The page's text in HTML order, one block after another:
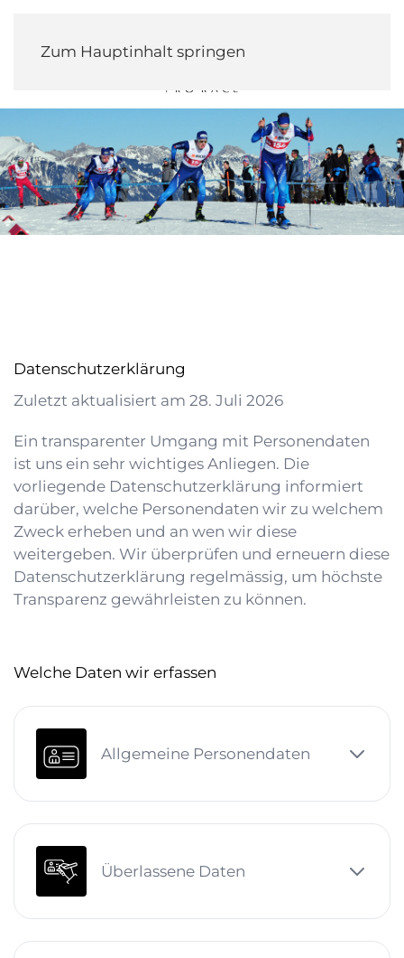
Zum Hauptinhalt springen
Datenschutzerklärung
Zuletzt aktualisiert am 28. Juli 2026
Ein transparenter Umgang mit Personendaten
ist uns ein sehr wichtiges Anliegen. Die
vorliegende Datenschutzerklärung informiert
darüber, welche Personendaten wir zu welchem
Zweck erheben und an wen wir diese
weitergeben. Wir überprüfen und erneuern diese
Datenschutzerklärung regelmässig, um höchste
Transparenz gewährleisten zu können.
Welche Daten wir erfassen
Allgemeine Personendaten
Überlassene Daten